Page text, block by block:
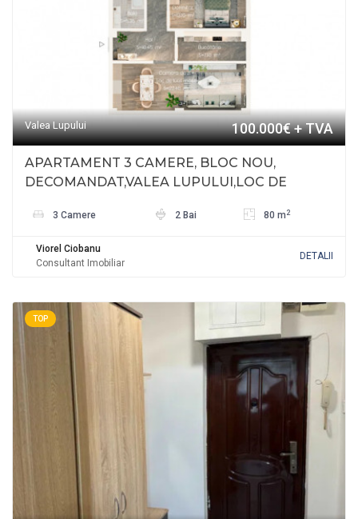
Valea Lupului 100.000€+ TVA
APARTAMENT 3 CAMERE, BLOC NOU,
DECOMANDAT,VALEA LUPULUI,LOC DE
3 Camere 2 Bai 80 m 2
Viorel Ciobanu
Consultant Imobiliar
DETALII
TOP